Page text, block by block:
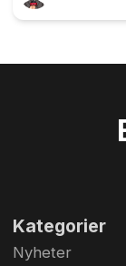
om å åpne et
noe attåt.
Kategorier
Nyheter